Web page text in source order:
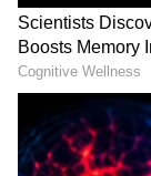
ಆಗಲಿ ಎಂಬ
ಖರೀದಿಸಲು
ಟಾಟಾ
ಜನಪ್ರಿಯ